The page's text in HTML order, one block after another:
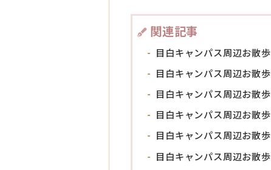
関連記事
目白キャンパス周辺お散
目白キャンパス周辺お散
目白キャンパス周辺お
目白キャンパス周辺お
目白キャンパス周辺お散
目白キャンパス周辺お